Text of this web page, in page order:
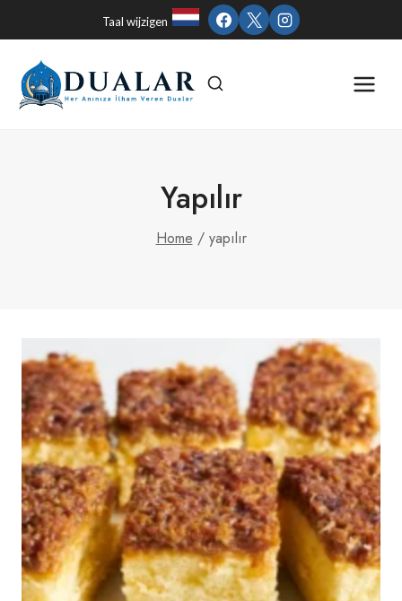
to
content
Taal wijzigen
Yapılır
Home / yapılır